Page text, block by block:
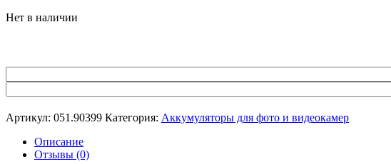
Нет в наличии
Артикул: 051.90399 Категория: Аккумуляторы для фото и видеокамер
Описание
Отзывы (0)